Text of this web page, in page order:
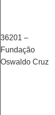
36201 –
Fundação
Oswaldo Cruz